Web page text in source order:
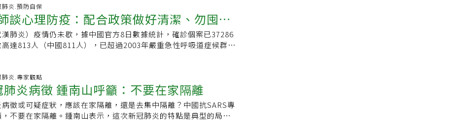
議它應被當成一個獨立的疾病。這些人都是德國的醫學專家，因
疹」。簡言之，日本腦炎與德國麻疹的名稱，都與兩國學者的貢
定是以疾病發源於此命名。香港腳跟英國殖民有關 若SARS被叫
港腳不是香港人得的，是殖民香港的英國人得的，第一次鴉片戰
多軍人都得了皮膚病，長了許多的水泡，癢得不得了，但歐洲醫
病，認為它跟香港有關，於是就命名為香港腳（Hong Kong
為「足癬」的皮膚病，被叫香港腳，作為被殖民者的香港中國人
於被殖民的角色，並不能更改這個名稱，即使結束150餘年的殖民
成了根深蒂固的名稱，更改不了。2003年爆發的SARS，是其全
將持續到7至8月。因此，論文作者認為，當前應最大限度減少人
緩解對新冠肺炎防控的混雜和干擾，當前仍可探討推動流感疫苗
可能性。王鳴表示，尤其是南方城市居民，因流感流行高峰出現
在接種流感疫苗仍然有「亡羊補牢」的作用，對未來整體疫情防
報導稱，專家通過回顧SARS期間的資料發現，2003年1月下旬至
肺炎與季節性流感也可能存在混合感染現象，或同時感染、或短
而合併感染的病例，其臨床表現可能更重，病程更長。因此，專
對呼吸道病例排查過程中，若檢測到季節性流感病毒陽性，需要進
毒。即便新冠病毒檢測陰性，對於特殊病例，如密切接觸者、流
高）的前提下，帶原者和健康人同處狹小空間，徒增風險。 外界
乎成為「海上迷你武漢」，葉金川認為，避免郵輪內感染擴大，
進行「檢疫分類」，如果懷疑新冠肺炎，就將患者轉到醫院隔離
康人，就送至合宜的隔離場所。葉金川表示，台灣處理寶瓶星號
在特定集中場所隔離才是正辦，目前的郵輪不是適當的隔離場
動乘客和在陸地上集中隔離會增加病毒傳染給社區的風險，葉金
並不敢苟同。他指出，移動工具和隔離場所應該是一人一車和一
獨立空調，所以距離隔離車和場所數公尺以外，當然就是安全的地
知或新興病毒常有許多莫名的恐懼，但葉金川說：「恐懼不能解
台北馬偕醫院擔任第一年住院醫師，他在工作中染上病毒。站在
診治發燒病患，也開始發高燒、腦袋昏沈，當時護理人員量測耳
」，照Ｘ光後，學長臉一沈地說「學弟，看到有肺炎」。他趕在新
通電話打給爸媽。他坦言，就像在跟父母「道別」，很難過。鄰
周建存說，在台北染病期間因為隔離治療，父母無法從嘉義北上
病（SARS），還在與死神搏鬥，卻要被其他人歧視閃避」。四坪
房，沒有窗戶，他想要看一個人，必須透過兩道玻璃，周建存被
一步步包圍。他垂淚自問「為何選上我？」他問，「我會不會永遠
住負壓隔離病房 快崩潰「說沒有覺得不公平是騙人的！」5月
炎.預防自保
談心理防疫：配合政策做好清潔、勿囤口
肺炎）疫情仍未歇，據中國官方8日數據統計，確診個案已37286
達813人（中國811人），已超過2003年嚴重急性呼吸道症候群
售罄外，連誤傳的衛生紙都出現掃貨潮，民眾心理壓力不小。對
、和平醫院前兒科醫師林秉鴻表示，防疫視同作戰，台灣傳染病
格，疫情由中央統一發布，目前疫情並未出現社區群聚，民眾只要
策，勿過度搶購口罩用品、保持手部清潔等，應不需太緊張。林秉
生醫所兼任研究員何美鄉研判，新冠肺炎不只境外移入，未來也
炎.專家觀點
肺炎病徵 鍾南山呼籲：不要在家隔離
徵或可疑症狀，應該在家隔離，還是去集中隔離？中國抗SARS專
不要在家隔離。鍾南山表示，這次新冠肺炎的特點是典型的局部